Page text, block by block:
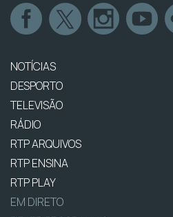
NOTÍCIAS
DESPORTO
TELEVISÃO
RÁDIO
RTP ARQUIVOS
RTP ENSINA
RTP PLAY
EM DIRETO